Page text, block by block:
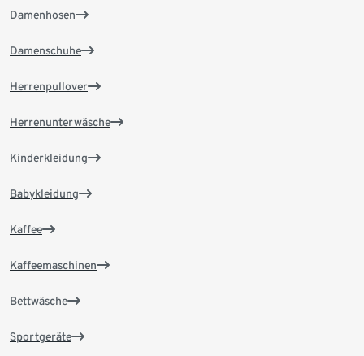
Damenhosen
Damenschuhe
Herrenpullover
Herrenunterwäsche
Kinderkleidung
Babykleidung
Kaffee
Kaffeemaschinen
Bettwäsche
Sportgeräte